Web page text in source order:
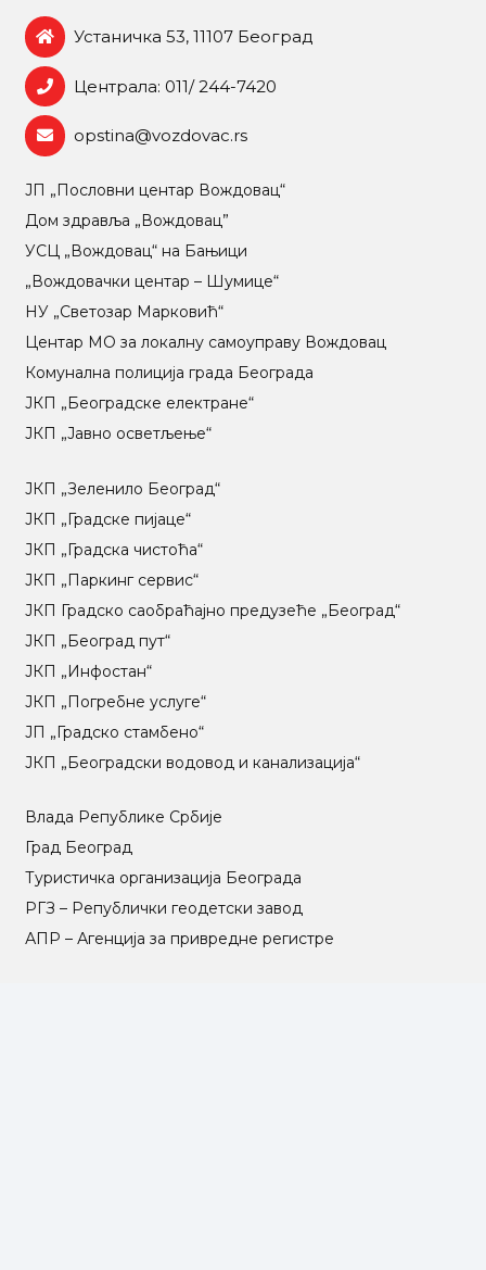
Устаничка 53, 11107 Београд
Централа: 011/ 244-7420
opstina@vozdovac.rs
ЈП „Пословни центар Вождовац“
Дом здравља „Вождовац”
УСЦ „Вождовац“ на Бањици
„Вождовачки центар – Шумице“
НУ „Светозар Марковић“
Центар МO за локалну самоуправу Вождовац
Комунална полиција града Београда
ЈКП „Београдске електране“
ЈКП „Јавно осветљење“
ЈКП „Зеленило Београд“
ЈКП „Градске пијаце“
ЈКП „Градска чистоћа“
ЈКП „Паркинг сервис“
ЈКП Градско саобраћајно предузеће „Београд“
ЈКП „Београд пут“
ЈКП „Инфостан“
ЈКП „Погребне услуге“
ЈП „Градско стамбено“
ЈКП „Београдски водовод и канализација“
Влада Републике Србије
Град Београд
Туристичка организација Београда
РГЗ – Републички геодетски завод
АПР – Агенција за привредне регистре